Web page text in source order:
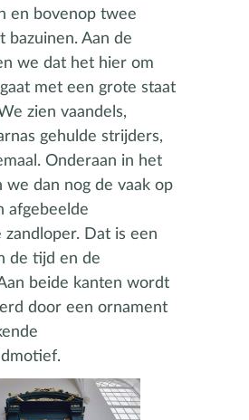
en bovenop twee
bazuinen. Aan de
we dat het hier om
met een grote staat
zien vaandels,
gehulde strijders,
Onderaan in het
we dan nog de vaak op
afgebeelde
zandloper. Dat is een
de tijd en de
beide kanten wordt
door een ornament